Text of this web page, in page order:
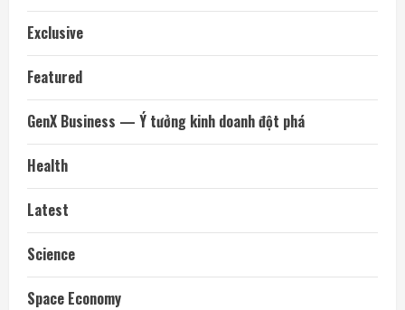
Exclusive
Featured
GenX Business — Ý tưởng kinh doanh đột phá
Health
Latest
Science
Space Economy